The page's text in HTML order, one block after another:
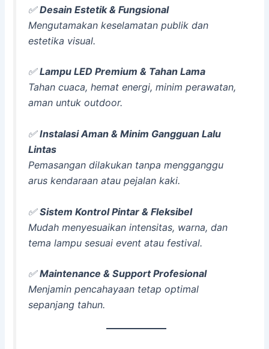
✅Desain Estetik & Fungsional
Mengutamakan keselamatan publik dan
estetika visual.
✅Lampu LED Premium & Tahan Lama
Tahan cuaca, hemat energi, minim perawatan,
aman untuk outdoor.
✅Instalasi Aman & Minim Gangguan Lalu
Lintas
Pemasangan dilakukan tanpa mengganggu
arus kendaraan atau pejalan kaki.
✅Sistem Kontrol Pintar & Fleksibel
Mudah menyesuaikan intensitas, warna, dan
tema lampu sesuai event atau festival.
✅Maintenance & Support Profesional
Menjamin pencahayaan tetap optimal
sepanjang tahun.